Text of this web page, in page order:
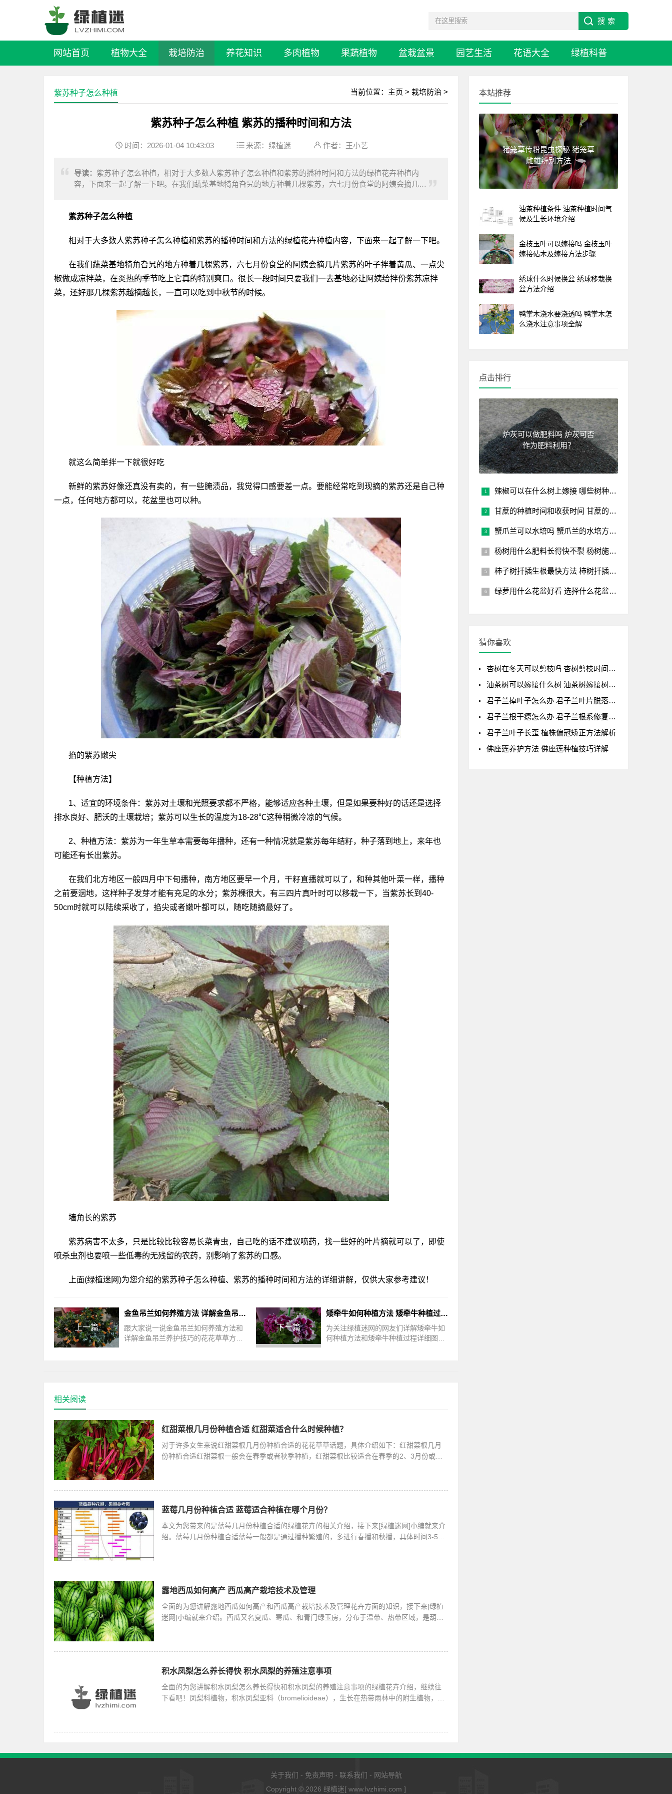
网站首页 植物大全 栽培防治 养花知识 多肉植物 果蔬植物 盆栽盆景 园艺生活 花语大全 绿植科普
当前位置： 主页 > 栽培防治 >
紫苏种子怎么种植
紫苏种子怎么种植 紫苏的播种时间和方法
时间：2026-01-04 10:43:03 来源： 绿植迷 作者：王小艺
导读： 紫苏种子怎么种植，相对于大多数人紫苏种子怎么种植和紫苏的播种时间和方法的绿植花卉种植内
容，下面来一起了解一下吧。在我们蔬菜基地犄角旮旯的地方种着几棵紫苏，六七月份食堂的阿姨会摘几片
紫苏种子怎么种植
相对于大多数人紫苏种子怎么种植和紫苏的播种时间和方法的绿植花卉种植内容，下面来一起了解一下吧。
在我们蔬菜基地犄角旮旯的地方种着几棵紫苏，六七月份食堂的阿姨会摘几片紫苏的叶子拌着黄瓜、一点尖
椒做成凉拌菜，在炎热的季节吃上它真的特别爽口。很长一段时间只要我们一去基地必让阿姨给拌份紫苏凉拌
菜，还好那几棵紫苏越摘越长，一直可以吃到中秋节的时候。
就这么简单拌一下就很好吃
新鲜的紫苏好像还真没有卖的，有一些腌渍品，我觉得口感要差一点。要能经常吃到现摘的紫苏还是自己种
一点，任何地方都可以，花盆里也可以种。
掐的紫苏嫩尖
【种植方法】
1、适宜的环境条件：紫苏对土壤和光照要求都不严格，能够适应各种土壤，但是如果要种好的话还是选择
排水良好、肥沃的土壤栽培；紫苏可以生长的温度为18-28℃这种稍微冷凉的气候。
2、种植方法：紫苏为一年生草本需要每年播种，还有一种情况就是紫苏每年结籽，种子落到地上，来年也
可能还有长出紫苏。
在我们北方地区一般四月中下旬播种，南方地区要早一个月，干籽直播就可以了，和种其他叶菜一样，播种
之前要洇地，这样种子发芽才能有充足的水分；紫苏棵很大，有三四片真叶时可以移栽一下，当紫苏长到40-
50cm时就可以陆续采收了，掐尖或者嫩叶都可以，随吃随摘最好了。
墙角长的紫苏
紫苏病害不太多，只是比较比较容易长菜青虫，自己吃的话不建议喷药，找一些好的叶片摘就可以了，即使
喷杀虫剂也要喷一些低毒的无残留的农药，别影响了紫苏的口感。
上面(绿植迷网)为您介绍的紫苏种子怎么种植、紫苏的播种时间和方法的详细讲解，仅供大家参考建议！
上一篇
金鱼吊兰如何养殖方法 详解金鱼吊兰养护技巧
跟大家说一说金鱼吊兰如何养殖方法和
详解金鱼吊兰养护技巧的花花草草方面
下一篇
矮牵牛如何种植方法 矮牵牛种植过程详细图解
为关注绿植迷网的网友们详解矮牵牛如
何种植方法和矮牵牛种植过程详细图解
相关阅读
红甜菜根几月份种植合适 红甜菜适合什么时候种植？
对于许多女生来说红甜菜根几月份种植合适的花花草草话题，具体介绍如下：红甜菜根几月
份种植合适红甜菜根一般会在春季或者秋季种植，红甜菜根比较适合在春季的2、3月份或夏
蓝莓几月份种植合适 蓝莓适合种植在哪个月份？
本文为您带来的是蓝莓几月份种植合适的绿植花卉的相关介绍，接下来[绿植迷网]小编就来介
绍。蓝莓几月份种植合适蓝莓一般都是通过播种繁殖的，多进行春播和秋播，具体时间3-5月
露地西瓜如何高产 西瓜高产栽培技术及管理
全面的为您讲解露地西瓜如何高产和西瓜高产栽培技术及管理花卉方面的知识，接下来[绿植
迷网]小编就来介绍。西瓜又名夏瓜、寒瓜、和青门绿玉房，分布于温带、热带区域，是葫芦
积水凤梨怎么养长得快 积水凤梨的养殖注意事项
全面的为您讲解积水凤梨怎么养长得快和积水凤梨的养殖注意事项的绿植花卉介绍，继续往
下看吧！凤梨科植物，积水凤梨亚科（bromelioideae），生长在热带雨林中的附生植物，属
本站推荐
猪笼草传粉昆虫探秘 猪笼草
雌雄辨别方法
油茶种植条件 油茶种植时间气
候及生长环境介绍
金枝玉叶可以嫁接吗 金枝玉叶
嫁接砧木及嫁接方法步骤
绣球什么时候换盆 绣球移栽换
盆方法介绍
鸭掌木浇水要浇透吗 鸭掌木怎
么浇水注意事项全解
点击排行
炉灰可以做肥料吗 炉灰可否
作为肥料利用？
辣椒可以在什么树上嫁接 哪些树种能嫁接辣椒？
甘蔗的种植时间和收获时间 甘蔗的种植和收割时机
蟹爪兰可以水培吗 蟹爪兰的水培方法讲解
杨树用什么肥料长得快不裂 杨树施肥注意事项
柿子树扦插生根最快方法 柿树扦插快速生根技巧
绿萝用什么花盆好看 选择什么花盆让绿萝更好看
猜你喜欢
杏树在冬天可以剪枝吗 杏树剪枝时间及剪枝方法
油茶树可以嫁接什么树 油茶树嫁接树种及嫁接方
君子兰掉叶子怎么办 君子兰叶片脱落全解析
君子兰根干瘪怎么办 君子兰根系修复技巧
君子兰叶子长歪 植株偏冠矫正方法解析
佛座莲养护方法 佛座莲种植技巧详解
关于我们 - 免责声明 - 联系我们 - 网站导航
Copyright © 2026 绿植迷[ www.lvzhimi.com ]